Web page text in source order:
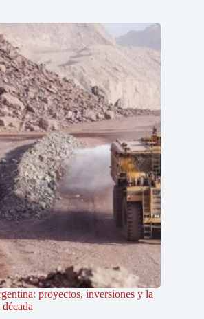
proyectos, inversiones y la